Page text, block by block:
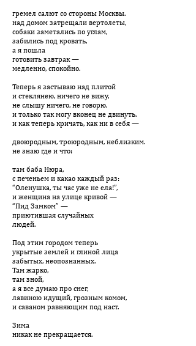
гремел салют со стороны Москвы.
над домом затрещали вертолеты,
собаки заметались по углам,
забились под кровать,
а я пошла
готовить завтрак —
медленно, спокойно.
Теперь я застываю над плитой
и стеклянею, ничего не вижу,
не слышу ничего, не говорю,
и только так могу вконец не двинуть.
и как теперь кричать, как ни в себя —
двоюродным, троюродным, неблизким.
не знаю где и что:
там баба Нюра,
с печеньем и какао каждый раз:
“Оленушка, ты час уже не ела!”,
и женщина на улице кривой —
“Пид Замком” —
приютившая случайных
людей.
Под этим городом теперь
укрытые землей и глиной лица
забытых, неопознанных.
Там жарко,
там зной,
а я все думаю про снег,
лавиною идущий, грозным комом,
и саваном равняющим под наст.
Зима
никак не прекращается.